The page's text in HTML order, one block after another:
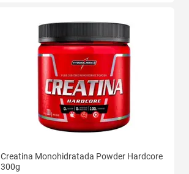
Creatina Monohidratada Powder Hardcore
300g